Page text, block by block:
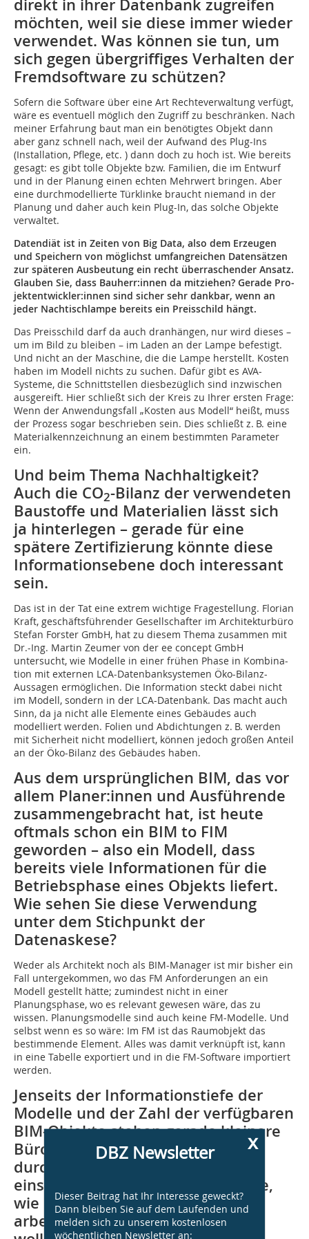
direkt in ihrer Datenbank zugreifen
möchten, weil sie diese immer wieder
verwendet. Was können sie tun, um
sich gegen übergriffiges Verhalten der
Fremdsoftware zu schützen?
Sofern die Software über eine Art Rechteverwaltung verfügt,
wäre es eventuell möglich den Zugriff zu beschränken. Nach
meiner Erfahrung baut man ein benötigtes Objekt dann
aber ganz schnell nach, weil der Aufwand des Plug-Ins
(Installation, Pflege, etc. ) dann doch zu hoch ist. Wie bereits
gesagt: es gibt tolle Objekte bzw. Familien, die im Entwurf
und in der Planung einen echten Mehrwert bringen. Aber
eine durchmodellierte Türklinke braucht niemand in der
Planung und daher auch kein Plug-In, das solche Objekte
verwaltet.
Datendiät ist in Zeiten von Big Data, also dem Erzeugen
und Speichern von möglichst umfangreichen Datensätzen
zur späteren Ausbeutung ein recht überraschender Ansatz.
Glauben Sie, dass Bauherr:innen da mitziehen? Gerade Pro­
jektentwickler:innen sind sicher sehr dankbar, wenn an
jeder Nachtischlampe bereits ein Preisschild hängt.
Das Preisschild darf da auch dranhängen, nur wird dieses –
um im Bild zu bleiben – im Laden an der Lampe befestigt.
Und nicht an der Maschine, die die Lampe herstellt. Kosten
haben im Modell nichts zu suchen. Dafür gibt es AVA-
Systeme, die Schnittstellen diesbezüglich sind inzwischen
ausgereift. Hier schließt sich der Kreis zu Ihrer ersten Frage:
Wenn der Anwendungsfall „Kosten aus Modell“ heißt, muss
der Prozess sogar beschrieben sein. Dies schließt z. B. eine
Materialkennzeichnung an einem bestimmten Parameter
ein.
Und beim Thema Nachhaltigkeit?
Auch die CO2-Bilanz der verwendeten
Baustoffe und Materia­lien lässt sich
ja hinterlegen – gerade für eine
spätere Zertifizierung könnte diese
Informa­tionsebene doch interessant
sein.
Das ist in der Tat eine extrem wichtige Fragestellung. Florian
Kraft, geschäftsführender Gesellschafter im Architekturbüro
Stefan Forster GmbH, hat zu diesem Thema zusammen mit
Dr.-Ing. Martin Zeumer von der ee concept GmbH
untersucht, wie Modelle in einer frühen Phase in Kombina­
tion mit externen LCA-Datenbanksystemen Öko-Bilanz-
Aussagen ermöglichen. Die Information steckt dabei nicht
im Modell, sondern in der LCA-Datenbank. Das macht auch
Sinn, da ja nicht alle Elemente eines Gebäudes auch
modelliert werden. Folien und Abdichtungen z. B. werden
mit Sicherheit nicht modelliert, können jedoch großen Anteil
an der Öko-Bilanz des Gebäudes haben.
Aus dem ursprünglichen BIM, das vor
allem Planer:innen und Ausführende
zusammengebracht hat, ist heute
oftmals schon ein BIM to FIM
geworden – also ein Modell, dass
bereits viele Informationen für die
Betriebsphase eines Objekts liefert.
Wie sehen Sie diese Verwendung
unter dem Stichpunkt der
Datenaskese?
Weder als Architekt noch als BIM-Manager ist mir bisher ein
Fall untergekommen, wo das FM Anforderungen an ein
Modell gestellt hätte; zumindest nicht in einer
Planungsphase, wo es relevant gewesen wäre, das zu
wissen. Planungsmodelle sind auch keine FM-Modelle. Und
selbst wenn es so wäre: Im FM ist das Raumobjekt das
bestimmende Element. Alles was damit verknüpft ist, kann
in eine Tabelle exportiert und in die FM-Software importiert
werden.
Jenseits der Informationstiefe der
Modelle­ und der Zahl der verfügbaren
BIM-Objekte stehen gerade kleinere
Büros, die sich heute auf eine
durchgängig digitale Arbeitsweise
einstellen wollen, oft vor der Frage,
wie offen und vernetzt sie künftig
arbeiten wollen. Welche Software
x
DBZ Newsletter
Dieser Beitrag hat Ihr Interesse geweckt?
Dann bleiben Sie auf dem Laufenden und
melden sich zu unserem kostenlosen
wöchentlichen Newsletter an: